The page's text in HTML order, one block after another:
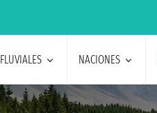
FLUVIALES NACIONES